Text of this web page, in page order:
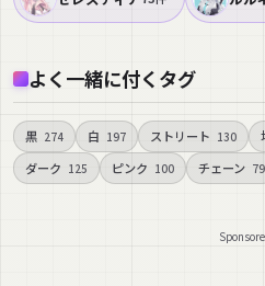
よく一緒に付くタグ
黒 274 白 197 ストリート 130
ダーク 125 ピンク 100 チェーン 79